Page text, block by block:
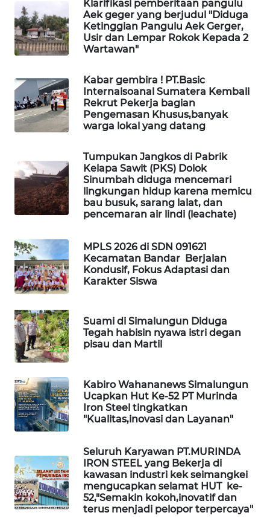
Klarifikasi pemberitaan pangulu
Aek geger yang berjudul "Diduga
Ketinggian Pangulu Aek Gerger,
Usir dan Lempar Rokok Kepada 2
Wartawan"
Kabar gembira ! PT.Basic
Internaisoanal Sumatera Kembali
Rekrut Pekerja bagian
Pengemasan Khusus,banyak
warga lokal yang datang
Tumpukan Jangkos di Pabrik
Kelapa Sawit (PKS) Dolok
Sinumbah diduga mencemari
lingkungan hidup karena memicu
bau busuk, sarang lalat, dan
pencemaran air lindi (leachate)
MPLS 2026 di SDN 091621
Kecamatan Bandar Berjalan
Kondusif, Fokus Adaptasi dan
Karakter Siswa
Suami di Simalungun Diduga
Tegah habisin nyawa istri degan
pisau dan Martil
Kabiro Wahananews Simalungun
Ucapkan Hut Ke-52 PT Murinda
Iron Steel tingkatkan
"Kualitas,inovasi dan Layanan"
Seluruh Karyawan PT.MURINDA
IRON STEEL yang Bekerja di
kawasan industri kek seimangkei
mengucapkan selamat HUT ke-
52,"Semakin kokoh,inovatif dan
terus menjadi pelopor terpercaya"
SIBARAGAS
NEWS
SIANTAR
NEWS
METRO
METRO
JAKARTA
NEWS
KRT
NEWS
KARING
JURNAL
MARITIM
HUMBANG
NEWS
GARONGGANG
FISUELRI
ID
ENERGI